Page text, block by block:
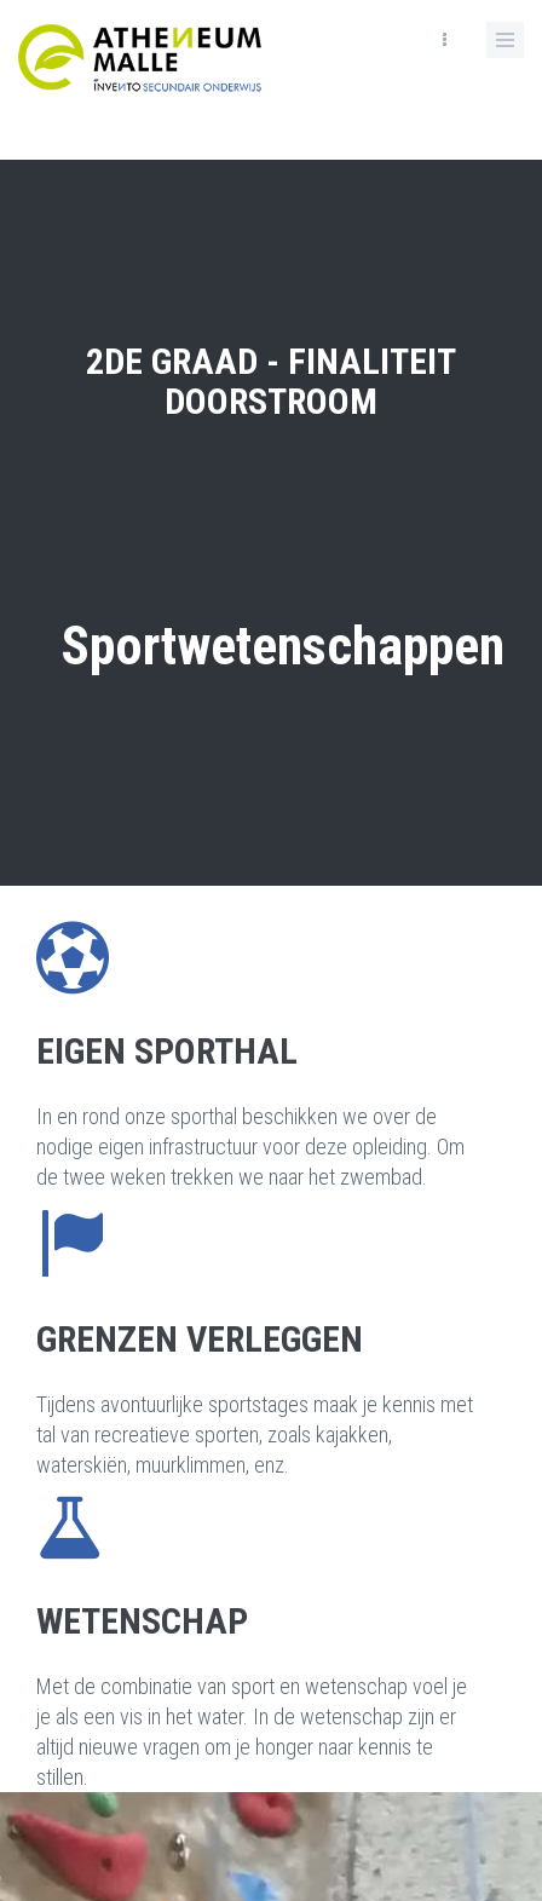
main
2DE GRAAD - FINALITEIT
DOORSTROOM
Sportwetenschappen
EIGEN SPORTHAL
In en rond onze sporthal beschikken we over de
nodige eigen infrastructuur voor deze opleiding. Om
de twee weken trekken we naar het zwembad.
GRENZEN VERLEGGEN
Tijdens avontuurlijke sportstages maak je kennis met
tal van recreatieve sporten, zoals kajakken,
waterskiën, muurklimmen, enz.
WETENSCHAP
Met de combinatie van sport en wetenschap voel je
je als een vis in het water. In de wetenschap zijn er
altijd nieuwe vragen om je honger naar kennis te
stillen.